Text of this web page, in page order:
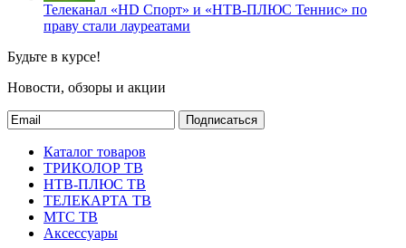
Телеканал «HD Спорт» и «НТВ-ПЛЮС Теннис» по
праву стали лауреатами
Будьте в курсе!
Новости, обзоры и акции
Подписаться
Каталог товаров
ТРИКОЛОР ТВ
НТВ-ПЛЮС ТВ
ТЕЛЕКАРТА ТВ
МТС ТВ
Аксессуары